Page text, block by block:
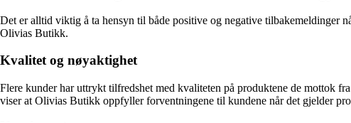
Det er alltid viktig å ta hensyn til både positive og negative tilbakemeldinger
Olivias Butikk.
Kvalitet og nøyaktighet
Flere kunder har uttrykt tilfredshet med kvaliteten på produktene de mottok
viser at Olivias Butikk oppfyller forventningene til kundene når det gjelder